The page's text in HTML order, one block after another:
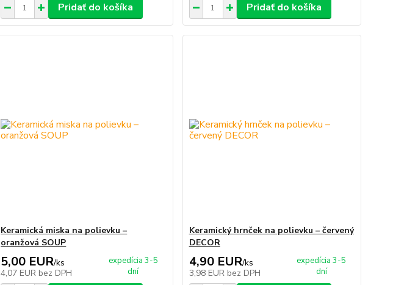
Pridať do košíka Pridať do košíka
Keramická miska na polievku –
oranžová SOUP
5,00 EUR/ks
4,07 EUR bez DPH
expedícia 3-5
dní
Keramický hrnček na polievku – červený
DECOR
4,90 EUR/ks
3,98 EUR bez DPH
expedícia 3-5
dní